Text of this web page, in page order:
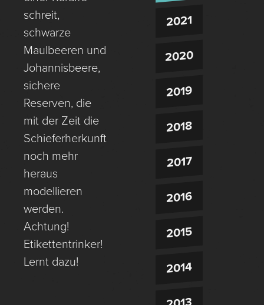
schreit,
schwarze
Maulbeeren und
Johannisbeere,
sichere
Reserven, die
mit der Zeit die
Schieferherkunft
noch mehr
heraus
modellieren
werden.
Achtung!
Etikettentrinker!
Lernt dazu!
2021
2020
2019
2018
2017
2016
2015
2014